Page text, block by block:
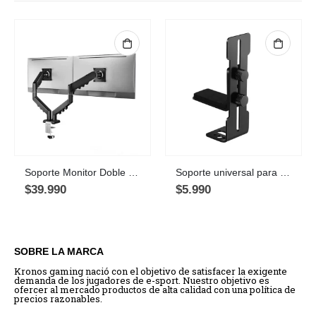
Soporte Monitor Doble Brazo articulado GS-N02 13″ a 32″ 9KG
$39.990
Soporte universal para Tarjeta Gráfica GPU Ajustable, Negro
$5.990
SOBRE LA MARCA
Kronos gaming nació con el objetivo de satisfacer la exigente
demanda de los jugadores de e-sport. Nuestro objetivo es
ofercer al mercado productos de alta calidad con una política de
precios razonables.